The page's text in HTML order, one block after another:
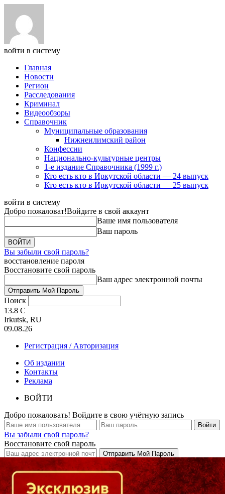
войти в систему
Главная
Новости
Регион
Расследования
Криминал
Видеообзоры
Справочник
Муниципальные образования
Нижнеилимский район
Конфессии
Национально-культурные центры
1-е издание Справочника (1999 г.)
Кто есть кто в Иркутской области — 24 выпуск
Кто есть кто в Иркутской области — 25 выпуск
войти в систему
Добро пожаловат!Войдите в свой аккаунт
Ваше имя пользователя
Ваш пароль
Вы забыли свой пароль?
восстановление пароля
Восстановите свой пароль
Ваш адрес электронной почты
Поиск
13.8 C
Irkutsk, RU
09.08.26
Регистрация / Авторизация
Об издании
Контакты
Реклама
ВОЙТИ
Добро пожаловать! Войдите в свою учётную запись
Вы забыли свой пароль?
Восстановите свой пароль
Кто есть кто в Байкальском регионе